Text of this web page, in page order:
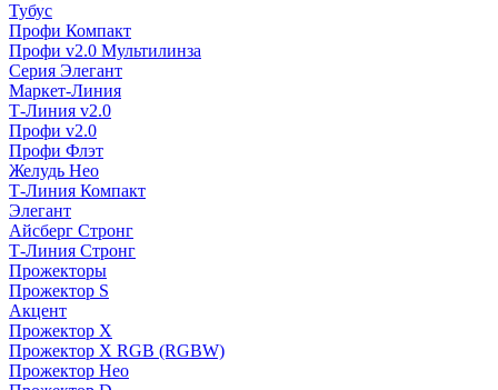
Тубус
Профи Компакт
Профи v2.0 Мультилинза
Серия Элегант
Маркет-Линия
Т-Линия v2.0
Профи v2.0
Профи Флэт
Желудь Нео
Т-Линия Компакт
Элегант
Айсберг Стронг
Т-Линия Стронг
Прожекторы
Прожектор S
Акцент
Прожектор X
Прожектор Х RGB (RGBW)
Прожектор Нео